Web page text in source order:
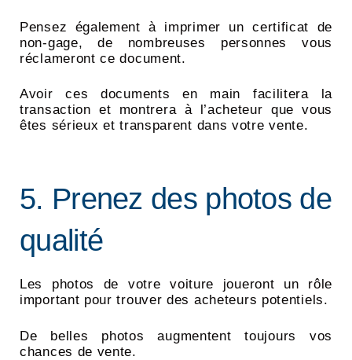
Pensez également à imprimer un certificat de
non-gage, de nombreuses personnes vous
réclameront ce document.
Avoir ces documents en main facilitera la
transaction et montrera à l’acheteur que vous
êtes sérieux et transparent dans votre vente.
5. Prenez des photos de
qualité
Les photos de votre voiture joueront un rôle
important pour trouver des acheteurs potentiels.
De belles photos augmentent toujours vos
chances de vente.